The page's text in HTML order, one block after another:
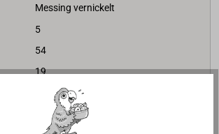
Messing vernickelt
5
54
19
Bis 9Stk
4,50 €*